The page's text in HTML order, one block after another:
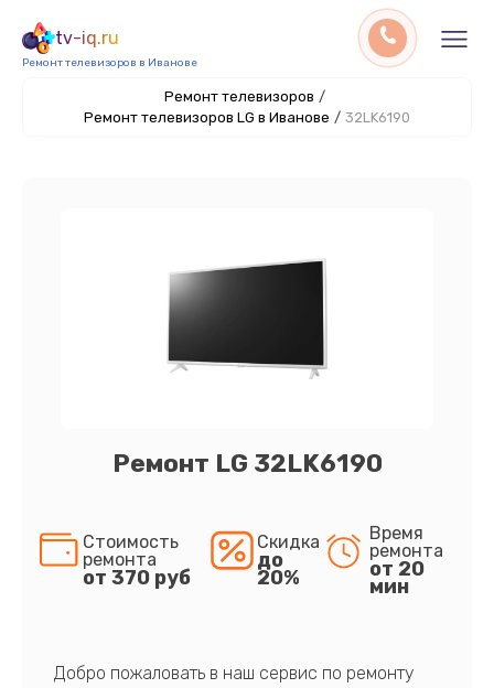
tv-iq.ru
Ремонт телевизоров в Иванове
Ремонт телевизоров /
Ремонт телевизоров LG в Иванове / 32LK6190
Ремонт LG 32LK6190
Стоимость
ремонта
от 370 руб
Скидка
до
20%
Время
ремонта
от 20
мин
Добро пожаловать в наш сервис по ремонту